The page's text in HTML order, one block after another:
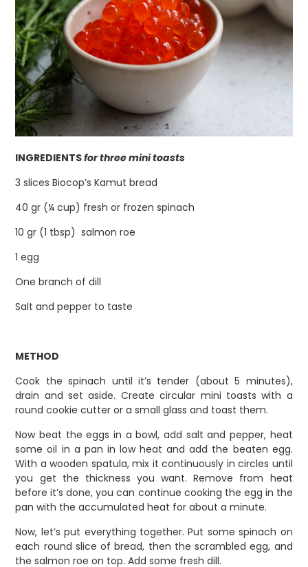
INGREDIENTSfor three mini toasts
3 slices Biocop’s Kamut bread
40 gr (¼ cup) fresh or frozen spinach
10 gr (1 tbsp) salmon roe
1 egg
One branch of dill
Salt and pepper to taste
METHOD
Cook the spinach until it’s tender (about 5 minutes),
drain and set aside. Create circular mini toasts with a
round cookie cutter or a small glass and toast them.
Now beat the eggs in a bowl, add salt and pepper, heat
some oil in a pan in low heat and add the beaten egg.
With a wooden spatula, mix it continuously in circles until
you get the thickness you want. Remove from heat
before it’s done, you can continue cooking the egg in the
pan with the accumulated heat for about a minute.
Now, let’s put everything together. Put some spinach on
each round slice of bread, then the scrambled egg, and
the salmon roe on top. Add some fresh dill.